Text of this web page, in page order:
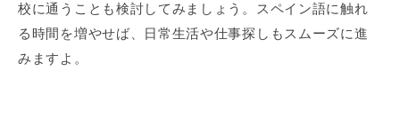
校に通うことも検討してみましょう。スペイン語に触れ
る時間を増やせば、日常生活や仕事探しもスムーズに進
みますよ。